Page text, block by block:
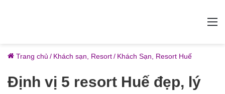
Trang chủ / Khách sạn, Resort/ Khách Sạn, Resort Huế
Định vị 5 resort Huế đẹp, lý